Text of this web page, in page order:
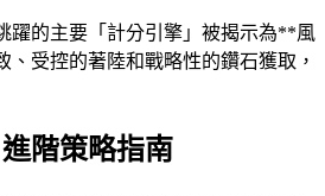
躍的主要「計分引擎」被揭示為**風
、受控的著陸和戰略性的鑽石獲取，
階策略指南